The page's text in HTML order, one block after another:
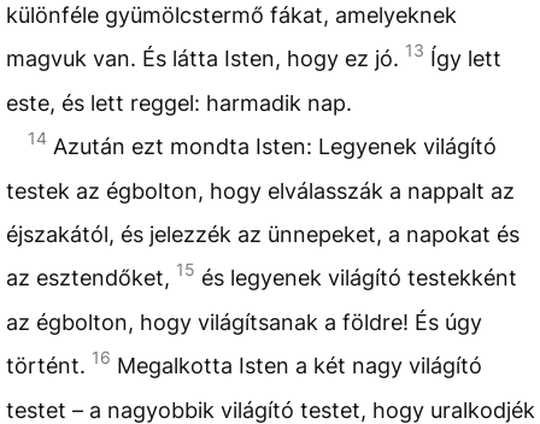
különféle gyümölcstermő fákat, amelyeknek
magvuk van. És látta Isten, hogy ez jó. 13 Így lett
este, és lett reggel: harmadik nap.
14 Azután ezt mondta Isten: Legyenek világító
testek az égbolton, hogy elválasszák a nappalt az
éjszakától, és jelezzék az ünnepeket, a napokat és
az esztendőket, 15 és legyenek világító testekként
az égbolton, hogy világítsanak a földre! És úgy
történt. 16 Megalkotta Isten a két nagy világító
testet – a nagyobbik világító testet, hogy uralkodjék